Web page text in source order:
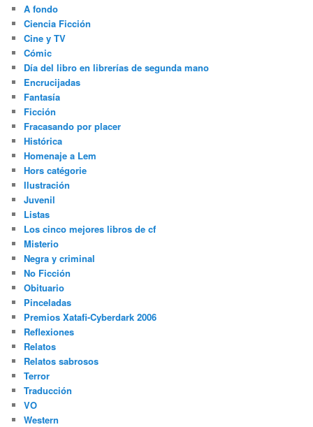
A fondo
Ciencia Ficción
Cine y TV
Cómic
Día del libro en librerías de segunda mano
Encrucijadas
Fantasía
Ficción
Fracasando por placer
Histórica
Homenaje a Lem
Hors catégorie
Ilustración
Juvenil
Listas
Los cinco mejores libros de cf
Misterio
Negra y criminal
No Ficción
Obituario
Pinceladas
Premios Xatafi-Cyberdark 2006
Reflexiones
Relatos
Relatos sabrosos
Terror
Traducción
VO
Western